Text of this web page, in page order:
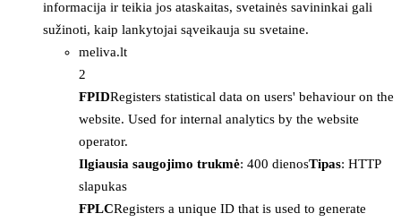
informacija ir teikia jos ataskaitas, svetainės savininkai gali
sužinoti, kaip lankytojai sąveikauja su svetaine.
meliva.lt
2
FPIDRegisters statistical data on users' behaviour on the
website. Used for internal analytics by the website
operator.
Ilgiausia saugojimo trukmė: 400 dienosTipas: HTTP
slapukas
FPLCRegisters a unique ID that is used to generate